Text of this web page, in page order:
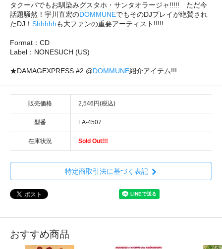
タクーバでもお馴染みグスタホ・サンタオラージャ!!!!! ただ今
話題騒然！宇川直宏のDOMMUNEでもそのDJプレイが絶賛され
たDJ！ Shhhhhも大ファンの重要アーティスト!!!!!
Format：CD
Label：NONESUCH (US)
★DAMAGEXPRESS #2 @DOMMUNE紹介アイテム!!!
販売価格 2,546円(税込)
型番 LA-4507
在庫状況 Sold Out!!!
特定商取引法に基づく表記
おすすめ商品